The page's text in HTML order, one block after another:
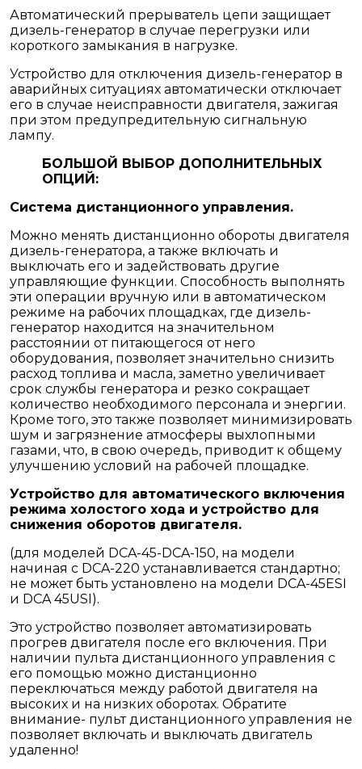
Автоматический прерыватель цепи защищает
дизель-генератор в случае перегрузки или
короткого замыкания в нагрузке.
Устройство для отключения дизель-генератор в
аварийных ситуациях автоматически отключает
его в случае неисправности двигателя, зажигая
при этом предупредительную сигнальную
лампу.
БОЛЬШОЙ ВЫБОР ДОПОЛНИТЕЛЬНЫХ
ОПЦИЙ:
Система дистанционного управления.
Можно менять дистанционно обороты двигателя
дизель-генератора, а также включать и
выключать его и задействовать другие
управляющие функции. Способность выполнять
эти операции вручную или в автоматическом
режиме на рабочих площадках, где дизель-
генератор находится на значительном
расстоянии от питающегося от него
оборудования, позволяет значительно снизить
расход топлива и масла, заметно увеличивает
срок службы генератора и резко сокращает
количество необходимого персонала и энергии.
Кроме того, это также позволяет минимизировать
шум и загрязнение атмосферы выхлопными
газами, что, в свою очередь, приводит к общему
улучшению условий на рабочей площадке.
Устройство для автоматического включения
режима холостого хода и устройство для
снижения оборотов двигателя.
(для моделей DCA-45-DCA-150, на модели
начиная с DCA-220 устанавливается стандартно;
не может быть установлено на модели DCA-45ESI
и DCA 45USI).
Это устройство позволяет автоматизировать
прогрев двигателя после его включения. При
наличии пульта дистанционного управления с
его помощью можно дистанционно
переключаться между работой двигателя на
высоких и на низких оборотах. Обратите
внимание- пульт дистанционного управления не
позволяет включать и выключать двигатель
удаленно!